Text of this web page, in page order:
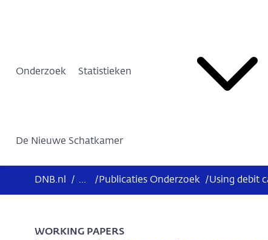
Onderzoek Statistieken
De Nieuwe Schatkamer
DNB.nl / ... / Publicaties Onderzoek /
WORKING PAPERS